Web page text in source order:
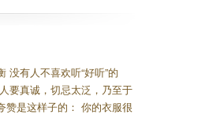
有人不喜欢听“好听”的
要真诚，切忌太泛，乃至于
赞是这样子的： 你的衣服很